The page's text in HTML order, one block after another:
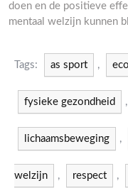
doen en de positieve
mentaal welzijn kunnen
Tags: as sport ,
fysieke gezondheid ,
lichaamsbeweging ,
welzijn , respect ,